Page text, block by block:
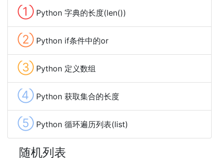
① Python 字典的长度(len())
② Python if条件中的or
③ Python 定义数组
④ Python 获取集合的长度
⑤ Python 循环遍历列表(list)
随机列表